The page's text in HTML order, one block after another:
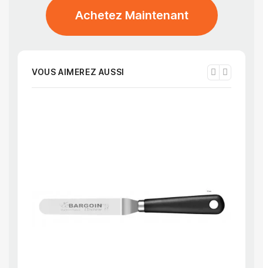
Achetez Maintenant
VOUS AIMEREZ AUSSI